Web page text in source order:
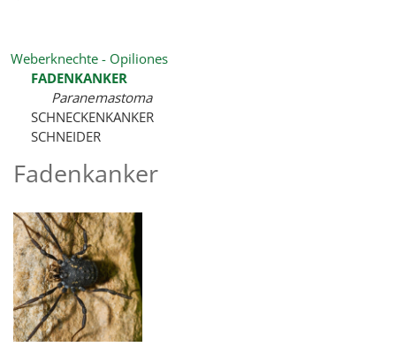
Weberknechte - Opiliones
FADENKANKER
Paranemastoma
SCHNECKENKANKER
SCHNEIDER
Fadenkanker